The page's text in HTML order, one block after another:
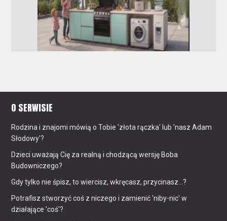
O SERWISIE
Rodzina i znajomi mówią o Tobie 'złota rączka' lub 'nasz Adam
Słodowy'?
Dzieci uważają Cię za realną i chodzącą wersję Boba
Budowniczego?
Gdy tylko nie śpisz, to wiercisz, wkręcasz, przycinasz...?
Potrafisz stworzyć coś z niczego i zamienić 'niby-nic' w
działające 'coś'?